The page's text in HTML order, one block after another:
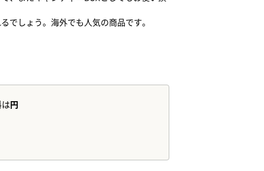
でしょう。海外でも人気の商品です。